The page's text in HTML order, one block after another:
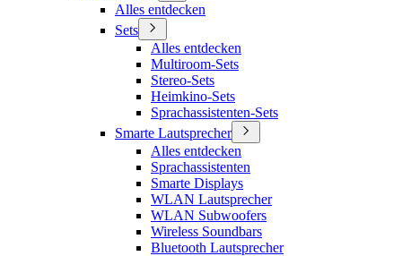
Alles entdecken
Sets
Alles entdecken
Multiroom-Sets
Stereo-Sets
Heimkino-Sets
Sprachassistenten-Sets
Smarte Lautsprecher
Alles entdecken
Sprachassistenten
Smarte Displays
WLAN Lautsprecher
WLAN Subwoofers
Wireless Soundbars
Bluetooth Lautsprecher